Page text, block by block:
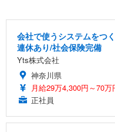
会社で使うシステムをつ
連休あり/社会保険完備
Yts株式会社
神奈川県
月給29万4,300円～70万
正社員